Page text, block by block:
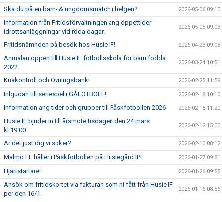
Ska du på en barn- & ungdomsmatch i helgen? 2026-05-06 09:10
Information från Fritidsförvaltningen ang öppettider
idrottsanläggningar vid röda dagar.
2026-05-05 09:03
Fritidsnämnden på besök hos Husie IF! 2026-04-23 09:05
Anmälan öppen till Husie IF fotbollsskola för barn födda
2022.
2026-03-24 10:51
Knäkontroll och Övningsbank! 2026-02-25 11:59
Inbjudan till seriespel i GÅFOTBOLL! 2026-02-18 10:10
Information ang tider och grupper till Påskfotbollen 2026 2026-02-16 11:20
Husie IF bjuder in till årsmöte tisdagen den 24 mars
kl.19:00.
2026-02-12 15:00
Är det just dig vi söker? 2026-02-10 08:12
Malmö FF håller i Påskfotbollen på Husiegård IP! 2026-01-27 09:51
Hjärtstartare! 2026-01-26 09:55
Ansök om fritidskortet via fakturan som ni fått från Husie IF
per den 16/1.
2026-01-16 08:56